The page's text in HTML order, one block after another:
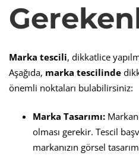
Marka tescili, dikkatlice
Aşağıda, marka tescilinde
önemli noktaları bulabilirsiniz:
Marka Tasarımı:
olması gerekir. Tescil
markanızın görsel